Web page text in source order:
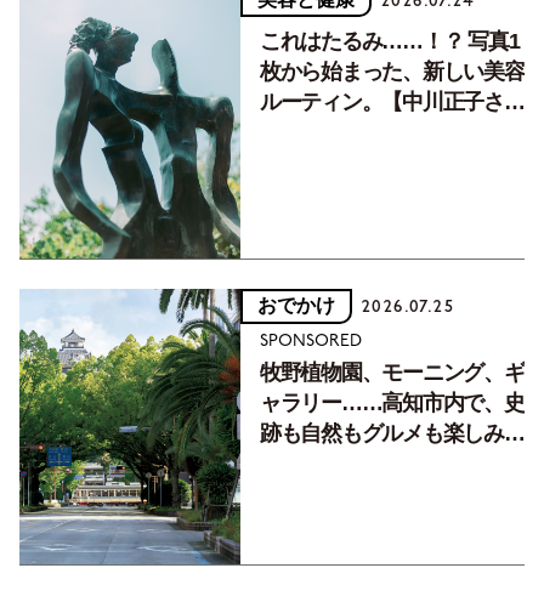
これはたるみ……！？ 写真1
枚から始まった、新しい美容
ルーティン。【中川正子さん
おでかけ 2026.07.25
SPONSORED
牧野植物園、モーニング、ギ
ャラリー……高知市内で、史
跡も自然もグルメも楽しみ尽